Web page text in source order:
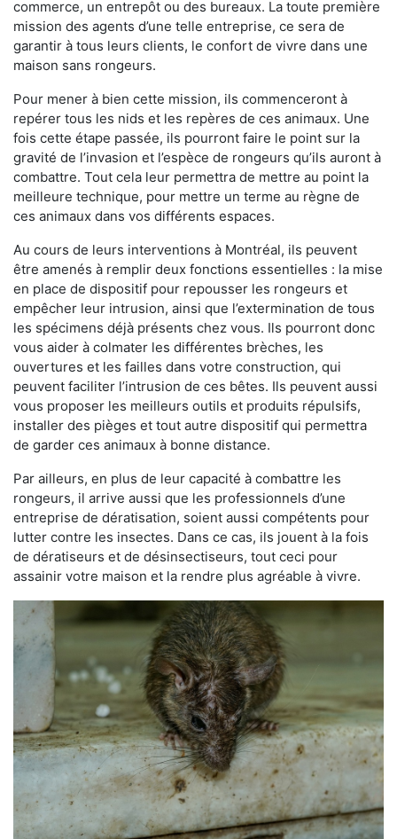
commerce, un entrepôt ou des bureaux. La toute première
mission des agents d’une telle entreprise, ce sera de
garantir à tous leurs clients, le confort de vivre dans une
maison sans rongeurs.
Pour mener à bien cette mission, ils commenceront à
repérer tous les nids et les repères de ces animaux. Une
fois cette étape passée, ils pourront faire le point sur la
gravité de l’invasion et l’espèce de rongeurs qu’ils auront à
combattre. Tout cela leur permettra de mettre au point la
meilleure technique, pour mettre un terme au règne de
ces animaux dans vos différents espaces.
Au cours de leurs interventions à Montréal, ils peuvent
être amenés à remplir deux fonctions essentielles : la mise
en place de dispositif pour repousser les rongeurs et
empêcher leur intrusion, ainsi que l’extermination de tous
les spécimens déjà présents chez vous. Ils pourront donc
vous aider à colmater les différentes brèches, les
ouvertures et les failles dans votre construction, qui
peuvent faciliter l’intrusion de ces bêtes. Ils peuvent aussi
vous proposer les meilleurs outils et produits répulsifs,
installer des pièges et tout autre dispositif qui permettra
de garder ces animaux à bonne distance.
Par ailleurs, en plus de leur capacité à combattre les
rongeurs, il arrive aussi que les professionnels d’une
entreprise de dératisation, soient aussi compétents pour
lutter contre les insectes. Dans ce cas, ils jouent à la fois
de dératiseurs et de désinsectiseurs, tout ceci pour
assainir votre maison et la rendre plus agréable à vivre.